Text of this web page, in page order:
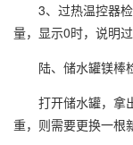
3、过热温控器检
量，显示0时，说明
陆、储水罐镁棒
打开储水罐，拿出
重，则需要更换一根